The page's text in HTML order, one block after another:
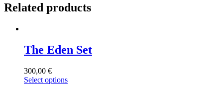
Related products
The Eden Set
300,00 €
Select options